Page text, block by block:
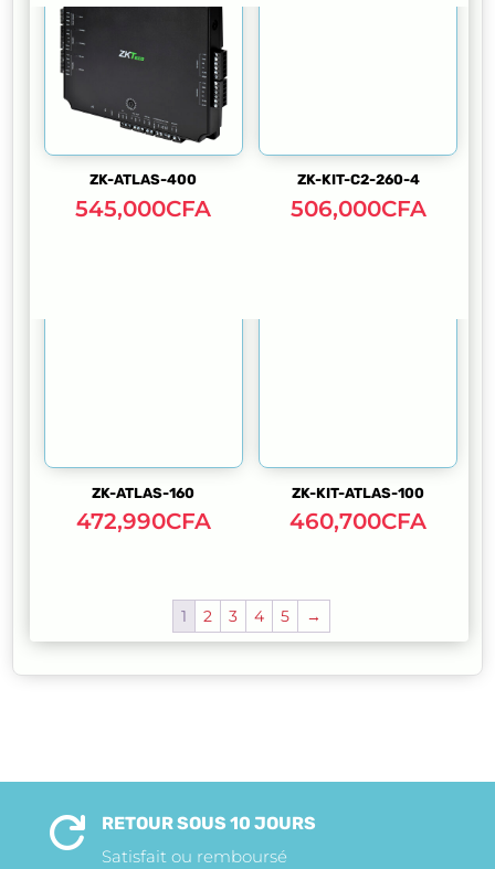
ZK-ATLAS-400
545,000CFA
ZK-KIT-C2-260-4
506,000CFA
ZK-ATLAS-160
472,990CFA
ZK-KIT-ATLAS-100
460,700CFA
1 2 3 4 5 →

RETOUR SOUS 10 JOURS
Satisfait ou remboursé